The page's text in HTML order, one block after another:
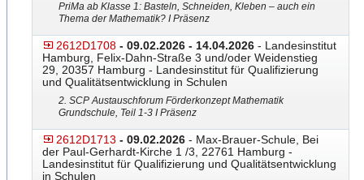
PriMa ab Klasse 1: Basteln, Schneiden, Kleben – auch ein
Thema der Mathematik? I Präsenz
2612D1708 - 09.02.2026 - 14.04.2026 - Landesinstitut
Hamburg, Felix-Dahn-Straße 3 und/oder Weidenstieg
29, 20357 Hamburg - Landesinstitut für Qualifizierung
und Qualitätsentwicklung in Schulen
2. SCP Austauschforum Förderkonzept Mathematik
Grundschule, Teil 1-3 I Präsenz
2612D1713 - 09.02.2026 - Max-Brauer-Schule, Bei
der Paul-Gerhardt-Kirche 1 /3, 22761 Hamburg -
Landesinstitut für Qualifizierung und Qualitätsentwicklung
in Schulen